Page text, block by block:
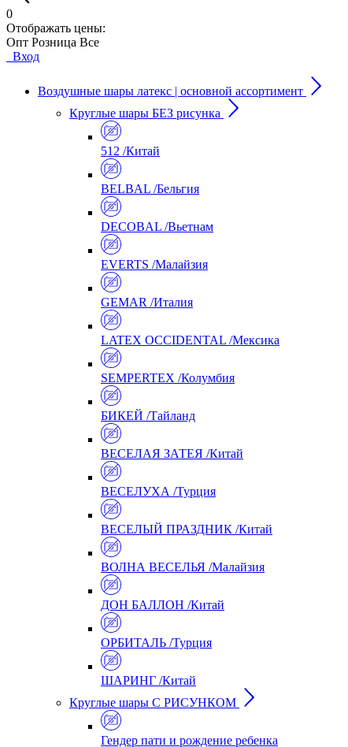
0
Отображать цены:
Опт Розница Все
Вход
Воздушные шары латекс | основной ассортимент
Круглые шары БЕЗ рисунка
512 /Китай
BELBAL /Бельгия
DECOBAL /Вьетнам
EVERTS /Малайзия
GEMAR /Италия
LATEX OCCIDENTAL /Мексика
SEMPERTEX /Колумбия
БИКЕЙ /Тайланд
ВЕСЕЛАЯ ЗАТЕЯ /Китай
ВЕСЕЛУХА /Турция
ВЕСЕЛЫЙ ПРАЗДНИК /Китай
ВОЛНА ВЕСЕЛЬЯ /Малайзия
ДОН БАЛЛОН /Китай
ОРБИТАЛЬ /Турция
ШАРИНГ /Китай
Круглые шары С РИСУНКОМ
Гендер пати и рождение ребенка